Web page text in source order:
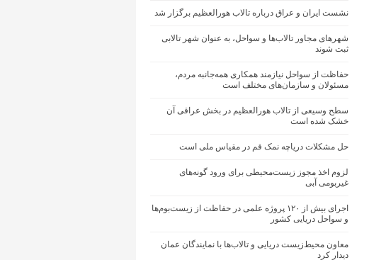
نشست ایران و عراق درباره تالاب هورالعظیم برگزار شد
شهرهای مجاور تالاب‌ها و سواحل، به عنوان شهر تالابی
ثبت شوند
حفاظت از سواحل نیازمند همکاری همه‌جانبه مردم،
مسئولان و سازمان‌های مختلف است
سطح وسیعی از تالاب هورالعظیم در بخش عراقی آن
خشک شده است
حل مشکلات دریاچه نمک قم در مقیاس ملی است
لزوم اخذ مجوز زیست‌محیطی برای ورود گونه‌های
غیربومی آبی
اجرای بیش از ۱۲۰ پروژه علمی در حفاظت از زیست‌بوم‌ها
و سواحل دریایی کشور
معاون محیط‌زیست دریایی و تالاب‌ها با نمایندگان عمان
دیدار کرد